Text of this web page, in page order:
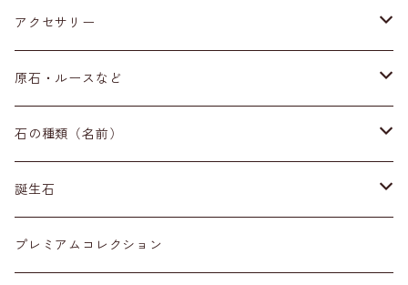
アクセサリー
ブレスレット
イヤリング・ピアス
ネックレス・ペンダントトップ
リング
原石・ルースなど
原石
丸玉
標本
石の種類（名前）
ア行
アイオライト
カ行
誕生石
１月
プレミアムコレクション